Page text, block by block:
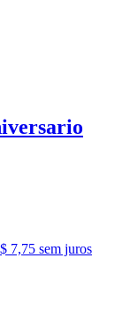
7,75 sem juros